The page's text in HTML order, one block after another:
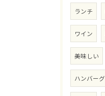
ランチ
ワイン
美味しい
ハンバーグ